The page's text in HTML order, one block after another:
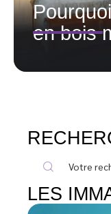
en bois
LES